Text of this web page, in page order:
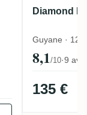
Diamond
Guyane · 12
8,1/10·9 avis
135 €